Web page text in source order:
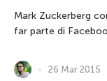
Mark Zuckerberg
far parte di
26 Mar 2015